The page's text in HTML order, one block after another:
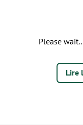
Please
Lire